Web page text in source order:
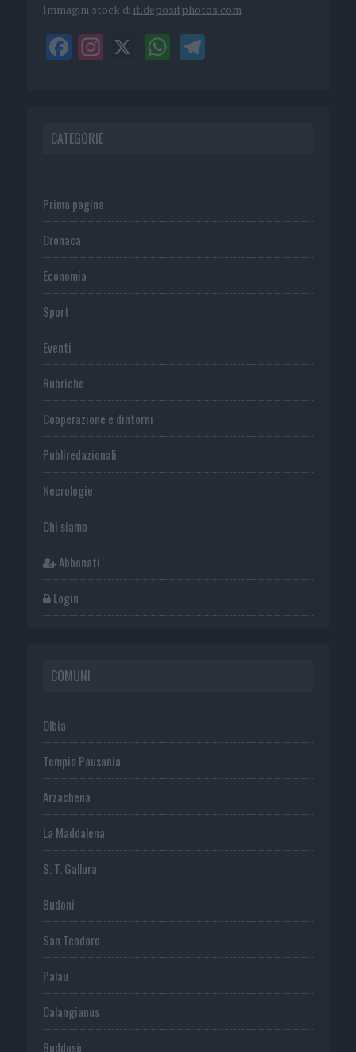
Immagini stock di it.depositphotos.com
CATEGORIE
Prima pagina
Cronaca
Economia
Sport
Eventi
Rubriche
Cooperazione e dintorni
Publiredazionali
Necrologie
Chi siamo
Abbonati
Login
COMUNI
Olbia
Tempio Pausania
Arzachena
La Maddalena
S. T. Gallura
Budoni
San Teodoro
Palau
Calangianus
Buddusò